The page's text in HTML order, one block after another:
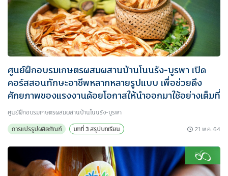
ศูนย์ฝึกอบรมเกษตรผสมผสานบ้านโนนรัง-บูรพา เปิด
คอร์สสอนทักษะอาชีพหลากหลายรูปแบบ เพื่อช่วยดึง
ศักยภาพของแรงงานด้อยโอกาสให้นำออกมาใช้อย่างเต็มที่
ศูนย์ฝึกอบรมเกษตรผสมผสานบ้านโนนรัง-บูรพา
การแปรรูปผลิตภัณฑ์
บทที่ 3 สรุปบทเรียน 21 พ.ค. 64